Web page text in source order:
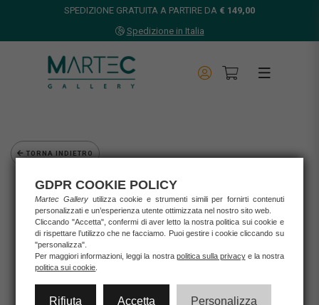
SPEDIZIONE GRATUITA A PARTIRE DA € 149,00
Spedizione in Italia
TORNA INDIETRO
Home
Opere d'arte
Grafica d'autore
Patrizia Fruci
PATRIZIA FRUCI - UN BACIO ALLA FRANCESE
GDPR COOKIE POLICY
Martec Gallery utilizza cookie e strumenti simili per fornirti contenuti
personalizzati e un’esperienza utente ottimizzata nel nostro sito web.
Cliccando "Accetta", confermi di aver letto la nostra politica sui cookie e
di rispettare l’utilizzo che ne facciamo. Puoi gestire i cookie cliccando su
"personalizza".
Per maggiori informazioni, leggi la nostra politica sulla privacye la nostra
politica sui cookie
Rifiuta Accetta Personalizza